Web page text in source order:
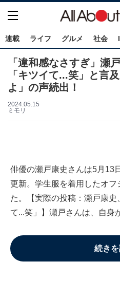
連載 ライフ グルメ 社会
「違和感なさすぎ」瀬
「キツイて...笑」と言
よ」の声続出！
2024.05.15
ミモリ
俳優の瀬戸康史さんは5月13
更新。学生服を着用したオ
た。【実際の投稿：瀬戸康史
て...笑」】瀬戸さんは、自身
続き